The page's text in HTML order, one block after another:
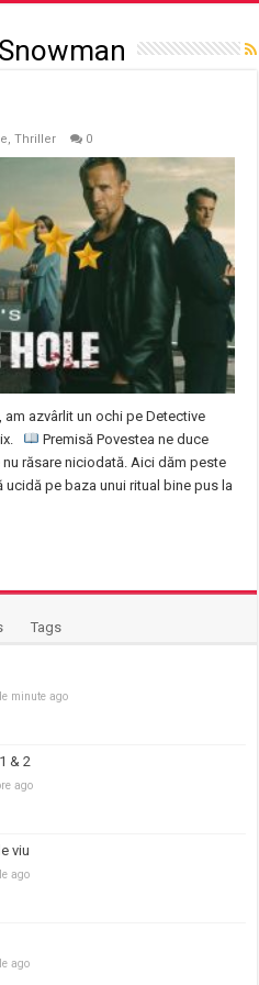
,Thriller 0
am azvârlit un ochi pe Detective
Premisă Povestea ne duce
răsare niciodată. Aici dăm peste
ucidă pe baza unui ritual bine pus la
Tags
minute ago
& 2
ago
viu
ago
ago